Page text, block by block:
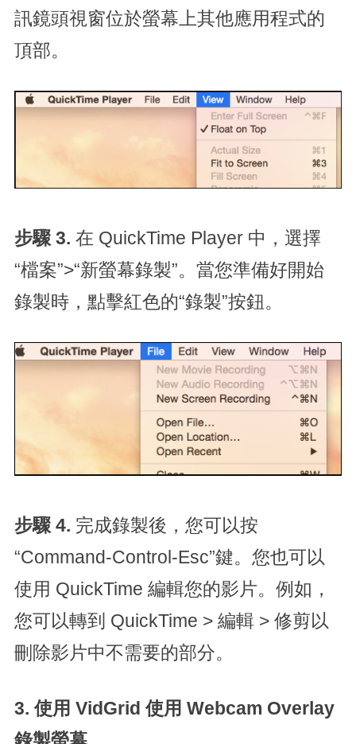
訊鏡頭視窗位於螢幕上其他應用程式的
頂部。
步驟 3. 在 QuickTime Player 中，選擇
“檔案”>“新螢幕錄製”。當您準備好開始
錄製時，點擊紅色的“錄製”按鈕。
步驟 4. 完成錄製後，您可以按
“Command-Control-Esc”鍵。您也可以
使用 QuickTime 編輯您的影片。例如，
您可以轉到 QuickTime > 編輯 > 修剪以
刪除影片中不需要的部分。
3. 使用 VidGrid 使用 Webcam Overlay